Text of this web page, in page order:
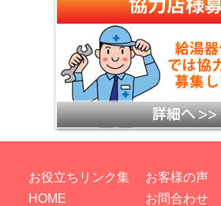
お役立ちリンク集
HOME
お客様の声
お問合わせ